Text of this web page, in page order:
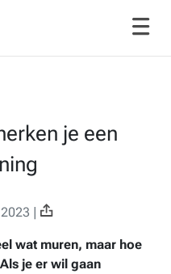
je een
|
wat muren, maar hoe
je er wil gaan